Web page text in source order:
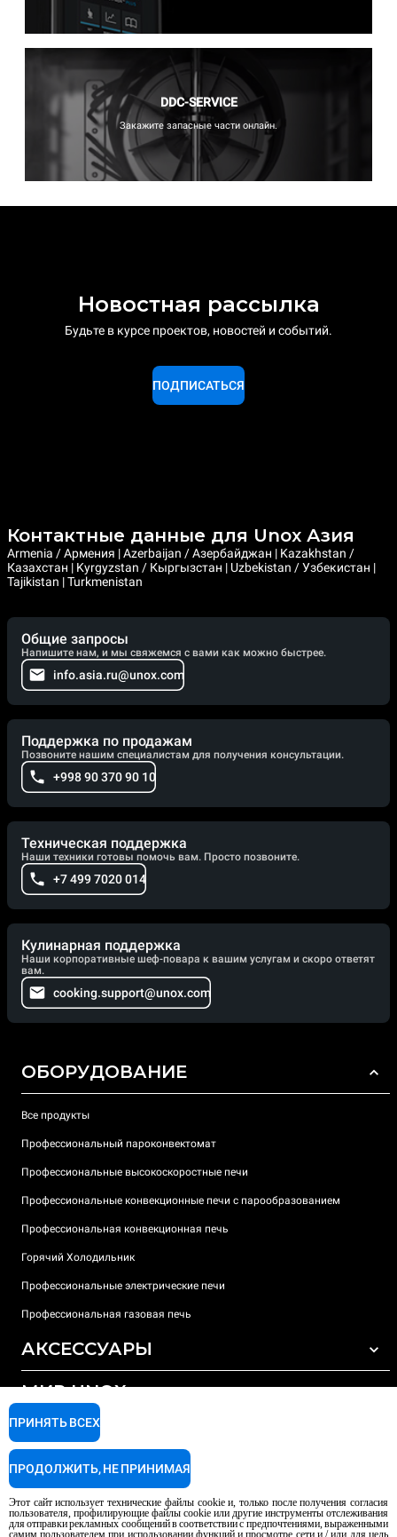
DDC-SERVICE
Закажите запасные части онлайн.
Новостная рассылка
Будьте в курсе проектов, новостей и событий.
ПОДПИСАТЬСЯ
Контактные данные для Unox Азия
Armenia / Армения | Azerbaijan / Азербайджан | Kazakhstan /
Казахстан | Kyrgyzstan / Кыргызстан | Uzbekistan / Узбекистан |
Tajikistan | Turkmenistan
Общие запросы
Напишите нам, и мы свяжемся с вами как можно быстрее.
info.asia.ru@unox.com
Поддержка по продажам
Позвоните нашим специалистам для получения консультации.
+998 90 370 90 10
Техническая поддержка
Наши техники готовы помочь вам. Просто позвоните.
+7 499 7020 014
Кулинарная поддержка
Наши корпоративные шеф-повара к вашим услугам и скоро ответят
вам.
cooking.support@unox.com
ОБОРУДОВАНИЕ
Все продукты
Профессиональный пароконвектомат
Профессиональные высокоскоростные печи
Профессиональные конвекционные печи с парообразованием
Профессиональная конвекционная печь
Горячий Холодильник
Профессиональные электрические печи
Профессиональная газовая печь
АКСЕССУАРЫ
Моющие средства для автоматической мойки
Моющие средства для мойки вручную
Ионообменный фильтр
Система обратного осмоса
МИР UNOX
Наши офисы по всему миру
ПОДДЕРЖКА
Гарантия Unox
Найти дилеров
Найти сервисные центры
Этот сайт использует технические файлы cookie и, только после получения согласия
пользователя, профилирующие файлы cookie или другие инструменты отслеживания
для отправки рекламных сообщений в соответствии с предпочтениями, выраженными
самим пользователем при использовании функций и просмотре сети и / или для цель
ПРИНЯТЬ ВСЕХ
ПРОДОЛЖИТЬ, НЕ ПРИНИМАЯ